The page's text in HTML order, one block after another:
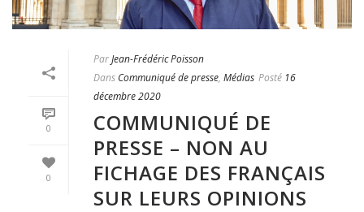
0
0
ParJean-Frédéric Poisson
Dans Communiqué de presse, Médias Posté 16
décembre 2020
COMMUNIQUÉ DE
PRESSE – NON AU
FICHAGE DES FRANÇAIS
SUR LEURS OPINIONS